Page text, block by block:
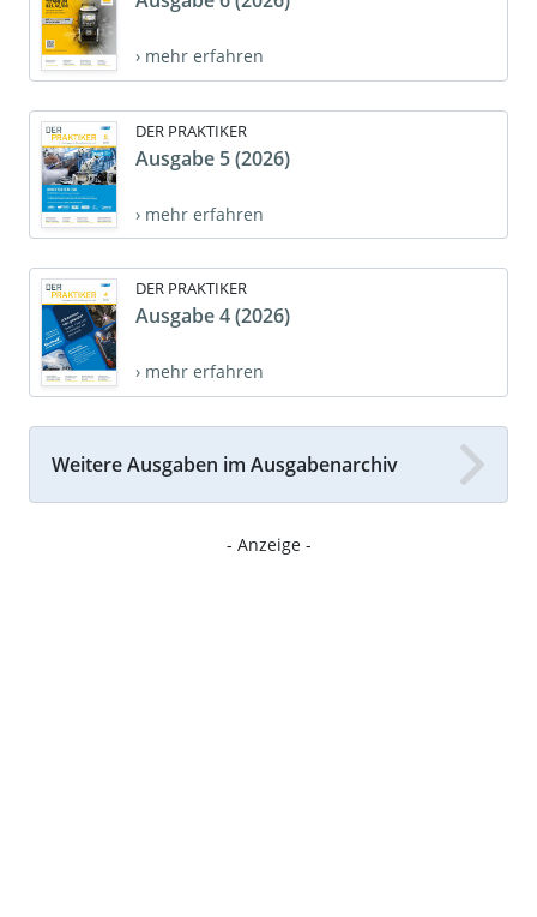
› mehr erfahren
DER PRAKTIKER
Ausgabe 5 (2026)
› mehr erfahren
DER PRAKTIKER
Ausgabe 4 (2026)
› mehr erfahren
Weitere Ausgaben im Ausgabenarchiv
- Anzeige -